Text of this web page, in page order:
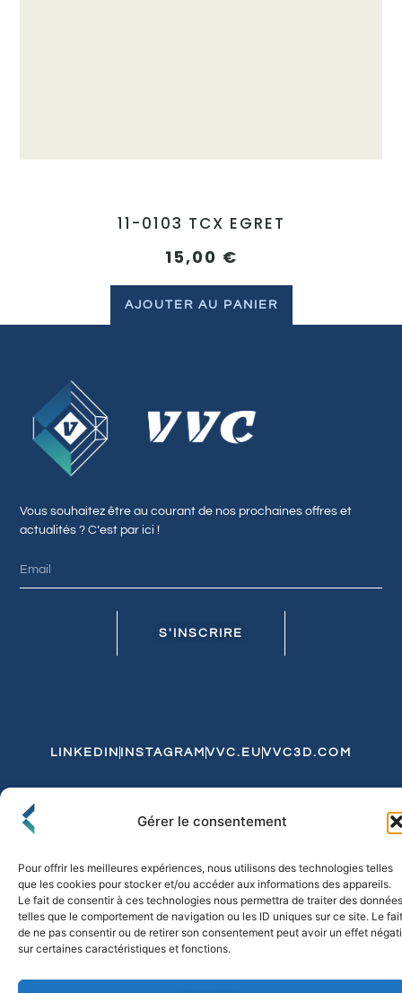
Gérer le consentement
Pour offrir les meilleures expériences, nous utilisons des technologies telles
que les cookies pour stocker et/ou accéder aux informations des appareils.
Le fait de consentir à ces technologies nous permettra de traiter des données
telles que le comportement de navigation ou les ID uniques sur ce site. Le fait
de ne pas consentir ou de retirer son consentement peut avoir un effet
sur certaines caractéristiques et fonctions.
11-0103 TCX EGRET
15,00 €
AJOUTER AU PANIER
Vous souhaitez être au courant de nos prochaines offres et
actualités ? C’est par ici !
S'INSCRIRE
LINKEDIN INSTAGRAM VVC.EU VVC3D.COM
Politique de Confidentialité et de CookiesExpédition et Livraison
© 2026 FLO & CO. All Rights Reserved